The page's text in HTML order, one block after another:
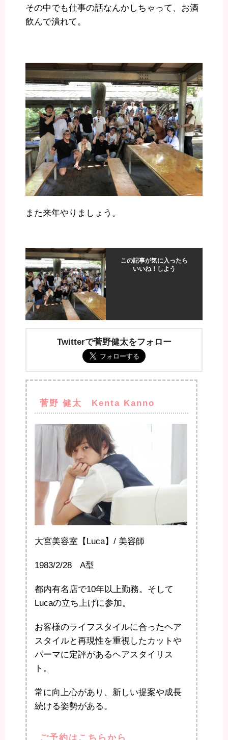
その中でも仕事の話なんかしちゃって、お酒
飲んで潰れて。
また来年やりましょう。
この記事が気に入ったら
いいね！しよう
Twitterで菅野健太をフォロー
菅野 健太 Kenta Kanno
大宮美容室【Luca】/ 美容師
1983/2/28 A型
都内有名店で10年以上勤務。そして
Lucaの立ち上げに参加。
お客様のライフスタイルに合ったヘア
スタイルと再現性を重視したカットや
パーマに定評があるヘアスタイリス
ト。
常に向上心があり、新しい提案や成長
続ける姿勢がある。
ご予約はこちらから